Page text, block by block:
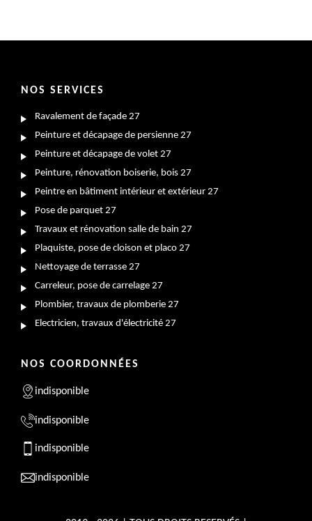
NOS SERVICES
Ravalement de façade 27
Peinture et décapage de persienne 27
Peinture et décapage de volet 27
Peinture, rénovation boiserie, bois 27
Peintre en bâtiment intérieur et extérieur 27
Pose de parquet 27
Travaux et rénovation salle de bain 27
Plaquiste, pose de cloison et placo 27
Nettoyage de terrasse 27
Carreleur, pose de carrelage 27
Plombier, travaux de plomberie 27
Electricien, travaux d'électricité 27
NOS COORDONNÉES
indisponible
indisponible
indisponible
indisponible